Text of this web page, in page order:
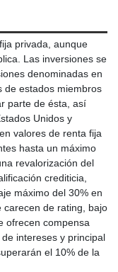
privada, aunque
Las inversiones se
denominadas en
de estados miembros
parte de ésta, así
Unidos y
valores de renta fija
hasta un máximo
revalorización del
crediticia,
máximo del 30% en
carecen de rating, bajo
ofrecen compensa
intereses y principal
el 10% de la